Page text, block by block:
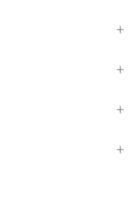
+
+
+
+